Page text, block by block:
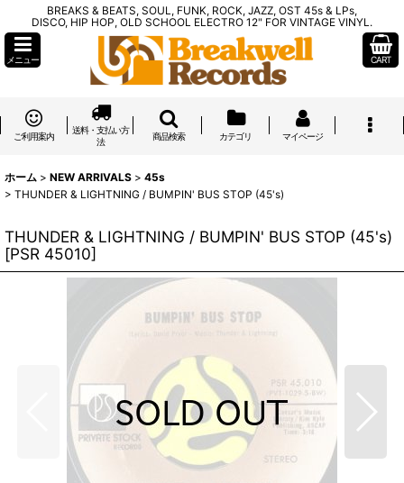
BREAKS & BEATS, SOUL, FUNK, ROCK, JAZZ, OST 45s & LPs,
DISCO, HIP HOP, OLD SCHOOL ELECTRO 12" FOR VINTAGE VINYL.
メニュー CART
ご利用案内
送料・支払い方
法
商品検索 カテゴリ マイページ
ホーム > NEW ARRIVALS > 45s
> THUNDER & LIGHTNING / BUMPIN' BUS STOP (45's)
THUNDER & LIGHTNING / BUMPIN' BUS STOP (45's)
[PSR 45010]